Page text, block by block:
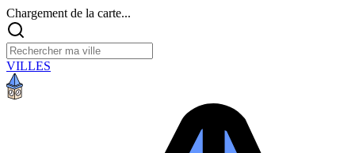
Chargement de la carte...
VILLES